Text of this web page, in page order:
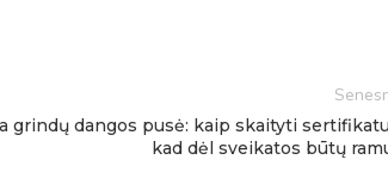
grindų dangos pusė: kaip skaityti
kad dėl sveikatos būtų